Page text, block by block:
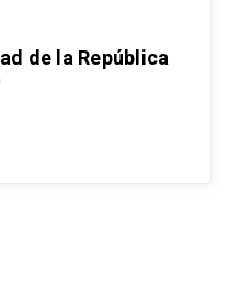
de la República